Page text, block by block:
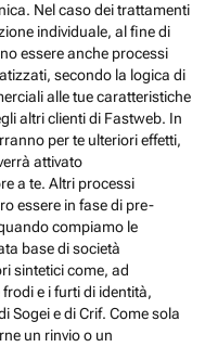
Nel caso dei trattamenti
individuale, al fine di
essere anche processi
secondo la logica di
alle tue caratteristiche
altri clienti di Fastweb. In
per te ulteriori effetti,
attivato
a te. Altri processi
essere in fase di pre-
compiamo le
base di società
sintetici come, ad
e i furti di identità,
Sogei e di Crif. Come sola
un rinvio o un